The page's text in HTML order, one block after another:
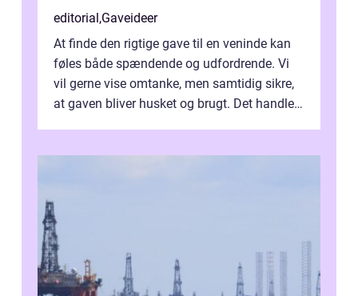
editorial ,Gaveideer
At finde den rigtige gave til en veninde kan
føles både spændende og udfordrende. Vi
vil gerne vise omtanke, men samtidig sikre,
at gaven bliver husket og brugt. Det handler